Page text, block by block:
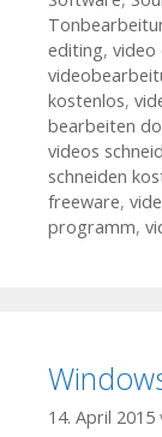
editing,
kostenlos,
bearbeiten
videos
schneiden
freeware,
programm,
14. April 2015